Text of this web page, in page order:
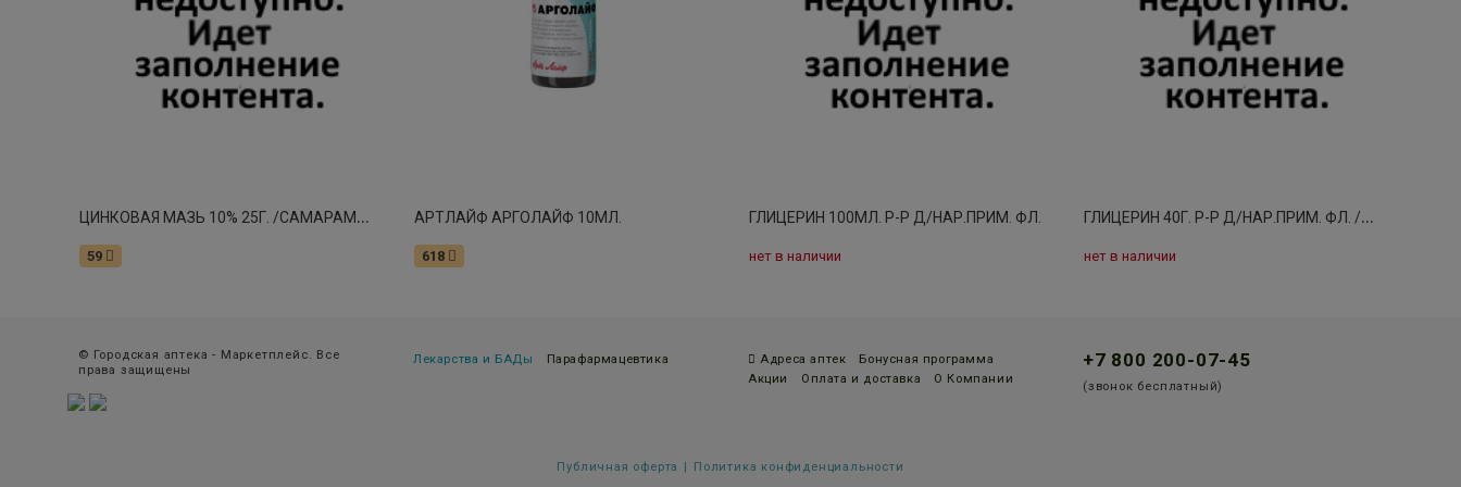
Ц
ИНКОВАЯ МАЗЬ 10% 25Г. /САМАРАМЕДПРОМ/ 6061
59
АРТЛАЙФ АРГОЛАЙФ 10МЛ.
618
ГЛИЦЕРИН 100МЛ. Р-Р Д/НАР.ПРИМ. ФЛ.
нет в наличии
Г
ЛИЦЕРИН 40Г. Р-Р Д/НАР.ПРИМ. ФЛ. /САМАРАМЕДПРОМ/ 6009
нет в наличии
© Городская аптека - Маркетплейс. Все
права защищены
Лекарства и БАДы Парафармацевтика Адреса аптек
Бонусная программа
Акции
Оплата и доставка О Компании
+7 800 200-07-45
(звонок бесплатный)
Публичная оферта Политика конфиденциальности